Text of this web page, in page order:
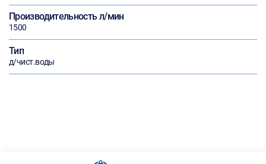
Производительность л/мин
1500
Тип
д/чист.воды